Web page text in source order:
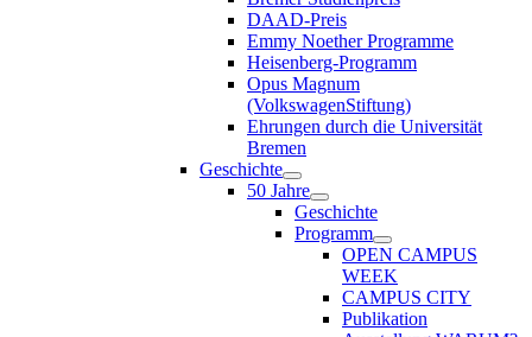
DAAD-Preis
Emmy Noether Programme
Heisenberg-Programm
Opus Magnum
(VolkswagenStiftung)
Ehrungen durch die Universität
Bremen
Geschichte
50 Jahre
Geschichte
Programm
OPEN CAMPUS
WEEK
CAMPUS CITY
Publikation